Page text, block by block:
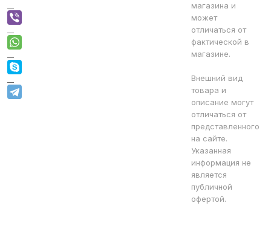
магазина и
может
отличаться от
фактической в
магазине.
Внешний вид
товара и
описание могут
отличаться от
представленного
на сайте.
Указанная
информация не
является
публичной
офертой.